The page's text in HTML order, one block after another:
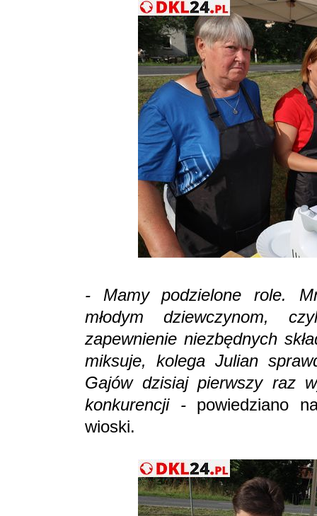
- Mamy podzielone role.
młodym dziewczynom,
zapewnienie niezbędnych
miksuje, kolega Julian
Gajów dzisiaj pierwszy raz
konkurencji -powiedziano
wioski.